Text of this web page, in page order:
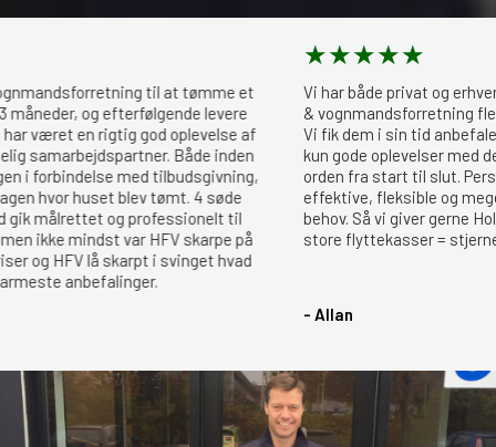
til at tømme et
efterfølgende levere
rigtig god oplevelse af
Både inden
med tilbudsgivning,
blev tømt. 4 søde
og professionelt til
var HFV skarpe på
lå skarpt i svinget hvad
★★
Vi har både privat og
& vognmandsforretning flere gange i
Vi fik dem i sin tid anbefalet af gode
kun gode oplevelser med dette firma.
orden fra start til slut. Personalet,
effektive, fleksible og meget
behov. Så vi giver gerne Holte Flytte-
store flyttekasser = stjerner. Tak for